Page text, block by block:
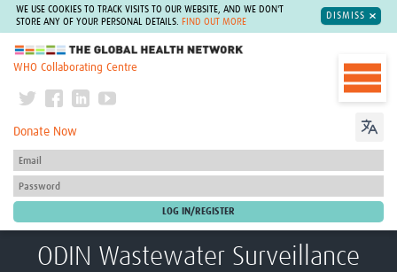
WE USE COOKIES TO TRACK VISITS TO OUR WEBSITE, AND WE DON'T
STORE ANY OF YOUR PERSONAL DETAILS.
FIND OUT MORE
DISMISS
The Global Health Network
WHO Collaborating Centre
Donate Now
ODIN Wastewater Surveillance